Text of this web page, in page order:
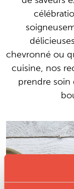
chevronné ou
cuisine, nos
prendre soin